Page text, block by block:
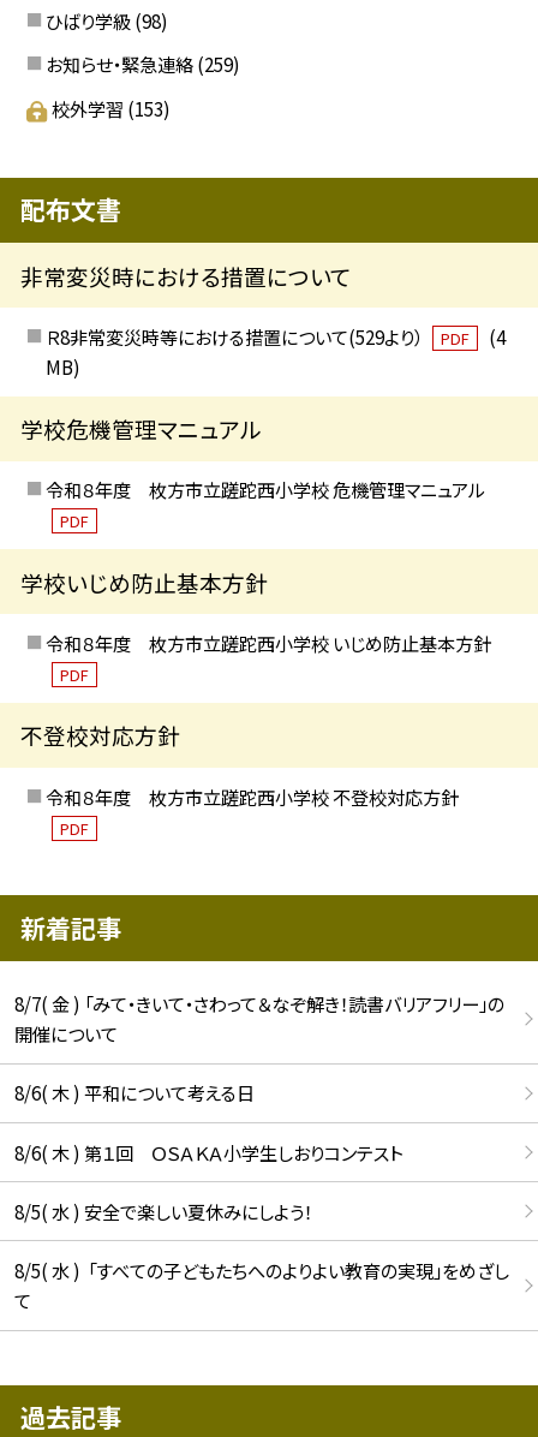
ひばり学級 (98)
お知らせ・緊急連絡 (259)
校外学習 (153)
配布文書
非常変災時における措置について
Ｒ8非常変災時等における措置について(529より） PDF
(4
MB)
学校危機管理マニュアル
令和８年度 枚方市立蹉跎西小学校 危機管理マニュアル
PDF
学校いじめ防止基本方針
令和８年度 枚方市立蹉跎西小学校 いじめ防止基本方針
PDF
不登校対応方針
令和８年度 枚方市立蹉跎西小学校 不登校対応方針
PDF
新着記事
8/7( 金 ) 「みて・きいて・さわって＆なぞ解き！読書バリアフリー」の
開催について
8/6( 木 ) 平和について考える日
8/6( 木 ) 第１回 ＯＳＡＫＡ小学生しおりコンテスト
8/5( 水 ) 安全で楽しい夏休みにしよう！
8/5( 水 ) 「すべての子どもたちへのよりよい教育の実現」をめざし
て
過去記事